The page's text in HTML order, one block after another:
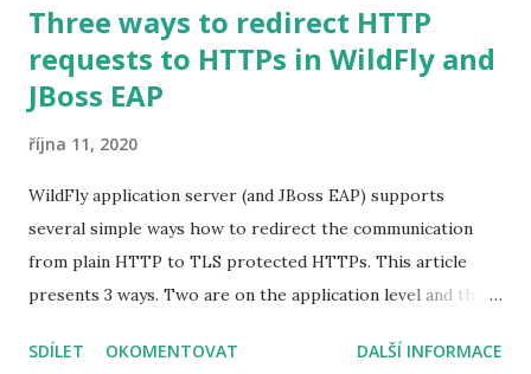
Three ways to redirect HTTP
requests to HTTPs in WildFly and
JBoss EAP
října 11, 2020
WildFly application server (and JBoss EAP) supports
several simple ways how to redirect the communication
from plain HTTP to TLS protected HTTPs. This article
presents 3 ways. Two are on the application level and the
deployments. 1. Request confidentiality in the deployment
SDÍLET OKOMENTOVAT DALŠÍ INFORMACE